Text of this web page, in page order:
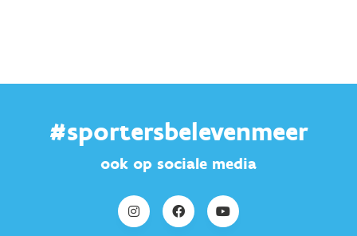
#sportersbelevenmeer
ook op sociale media